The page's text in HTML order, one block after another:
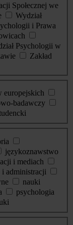
Społecznej we
Wydział
i Prawa
Psychologii w
Zakład
europejskich
badawczy
językoznawstwo
i mediach
administracji
nauki
psychologia